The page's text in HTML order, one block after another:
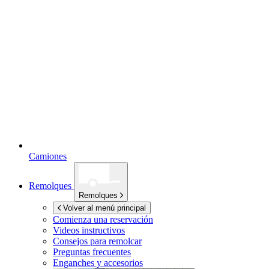
Camiones
Remolques
Remolques
Volver al menú principal
Comienza una reservación
Videos instructivos
Consejos para remolcar
Preguntas frecuentes
Enganches y accesorios